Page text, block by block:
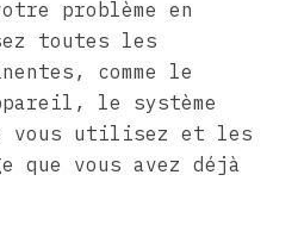
problème en
toutes les
comme le
le système
vous utilisez et les
que vous avez déjà